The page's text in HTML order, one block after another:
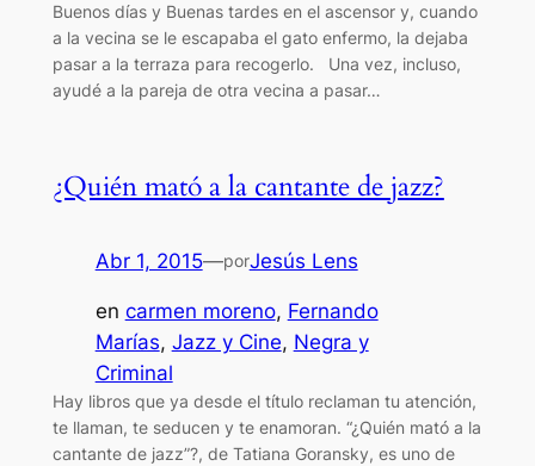
Buenos días y Buenas tardes en el ascensor y, cuando
a la vecina se le escapaba el gato enfermo, la dejaba
pasar a la terraza para recogerlo. Una vez, incluso,
ayudé a la pareja de otra vecina a pasar…
¿Quién mató a la cantante de jazz?
Abr 1, 2015—porJesús Lens
en carmen moreno, Fernando
Marías, Jazz y Cine, Negra y
Criminal
Hay libros que ya desde el título reclaman tu atención,
te llaman, te seducen y te enamoran. “¿Quién mató a la
cantante de jazz”?, de Tatiana Goransky, es uno de